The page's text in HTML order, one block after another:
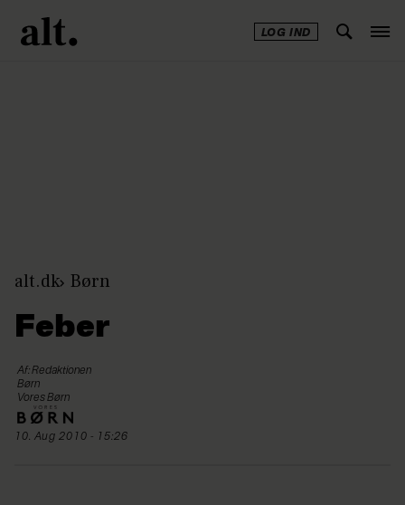
LOG IND
alt.dk Børn
Feber
Af: Redaktionen
Børn
Vores Børn
10. Aug 2010 - 15:26